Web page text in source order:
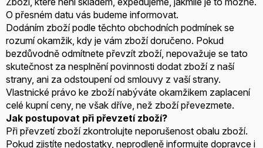
O přesném datu vás budeme informovat.
Dodáním zboží podle těchto obchodních podmínek se
rozumí okamžik, kdy je vám zboží doručeno. Pokud
bezdůvodně odmítnete převzít zboží, nepovažuje se tato
skutečnost za nesplnění povinnosti dodat zboží z naší
strany, ani za odstoupení od smlouvy z vaší strany.
Vlastnické právo ke zboží nabýváte okamžikem zaplacení
celé kupní ceny, ne však dříve, než zboží převezmete.
Jak postupovat při převzetí zboží?
Při převzetí zboží zkontrolujte neporušenost obalu zboží.
Pokud zjistíte nedostatky, neprodleně informujte dopravce i